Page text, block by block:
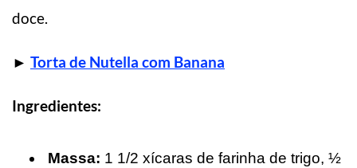
doce.
► Torta de Nutella com Banana
Ingredientes:
Massa: 1 1/2 xícaras de farinha de trigo, ½